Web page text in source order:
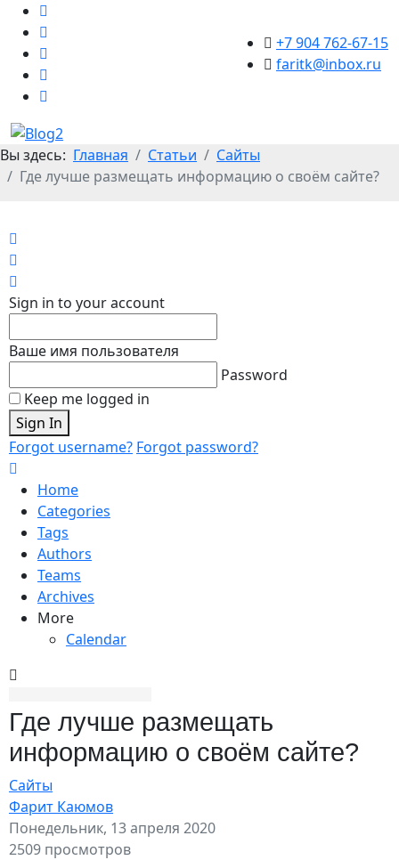
+7 904 762-67-15
faritk@inbox.ru
Вы здесь: Главная Статьи
Сайты
Где лучше размещать информацию о своём сайте?
Sign in to your account
Ваше имя пользователя
Password
Keep me logged in
Sign In
Forgot username? Forgot password?
Home
Categories
Tags
Authors
Teams
Archives
More
Calendar
Где лучше размещать
информацию о своём сайте?
Сайты
Фарит Каюмов
Понедельник, 13 апреля 2020
2509 просмотров